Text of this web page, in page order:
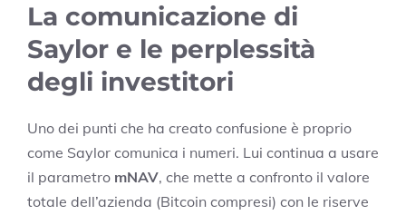
La comunicazione di
Saylor e le perplessità
degli investitori
Uno dei punti che ha creato confusione è proprio
come Saylor comunica i numeri. Lui continua a usare
il parametro mNAV, che mette a confronto il valore
totale dell’azienda (Bitcoin compresi) con le riserve